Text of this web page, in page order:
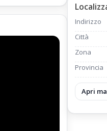
Indirizzo
Città
Zona
Provincia
Apri